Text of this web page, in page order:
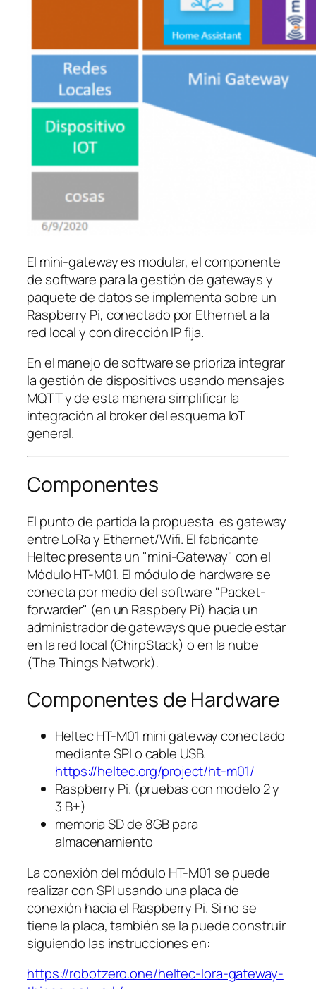
El mini-gateway es modular, el componente
de software para la gestión de gateways y
paquete de datos se implementa sobre un
Raspberry Pi, conectado por Ethernet a la
red local y con dirección IP fija.
En el manejo de software se prioriza integrar
la gestión de dispositivos usando mensajes
MQTT y de esta manera simplificar la
integración al broker del esquema IoT
general.
Componentes
El punto de partida la propuesta es gateway
entre LoRa y Ethernet/Wifi. El fabricante
Heltec presenta un "mini-Gateway" con el
Módulo HT-M01. El módulo de hardware se
conecta por medio del software "Packet-
forwarder" (en un Raspbery Pi) hacia un
administrador de gateways que puede estar
en la red local (ChirpStack) o en la nube
(The Things Network).
Componentes de Hardware
Heltec HT-M01 mini gateway conectado
mediante SPI o cable USB.
https://heltec.org/project/ht-m01/
Raspberry Pi. (pruebas con modelo 2 y
3 B+)
memoria SD de 8GB para
almacenamiento
La conexión del módulo HT-M01 se puede
realizar con SPI usando una placa de
conexión hacia el Raspberry Pi. Si no se
tiene la placa, también se la puede construir
siguiendo las instrucciones en:
https://robotzero.one/heltec-lora-gateway-